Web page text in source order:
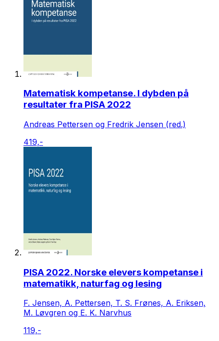
Matematisk kompetanse. I dybden på
resultater fra PISA 2022
Andreas Pettersen og Fredrik Jensen (red.)
419,-
PISA 2022. Norske elevers kompetanse i
matematikk, naturfag og lesing
F. Jensen, A. Pettersen, T. S. Frønes, A. Eriksen,
M. Løvgren og E. K. Narvhus
119,-